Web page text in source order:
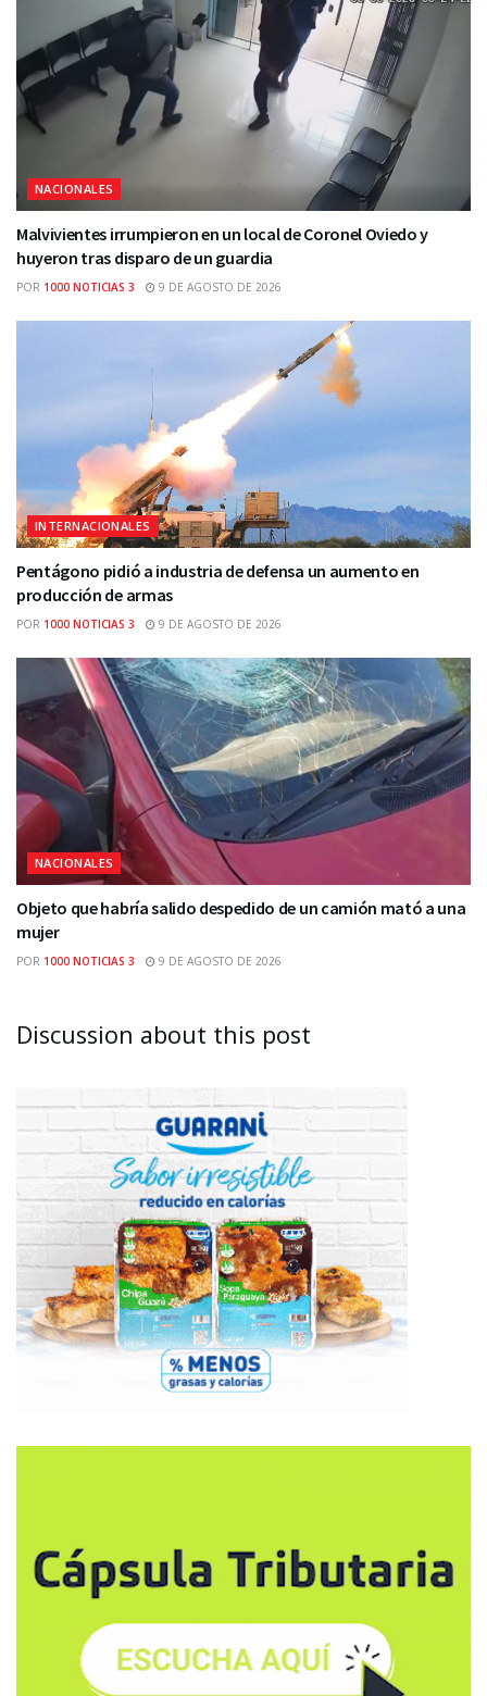
NACIONALES
Malvivientes irrumpieron en un local de Coronel Oviedo y
huyeron tras disparo de un guardia
POR 1000 NOTICIAS 3 9 DE AGOSTO DE 2026
INTERNACIONALES
Pentágono pidió a industria de defensa un aumento en
producción de armas
POR 1000 NOTICIAS 3 9 DE AGOSTO DE 2026
NACIONALES
Objeto que habría salido despedido de un camión mató a una
mujer
POR 1000 NOTICIAS 3 9 DE AGOSTO DE 2026
Discussion about this post